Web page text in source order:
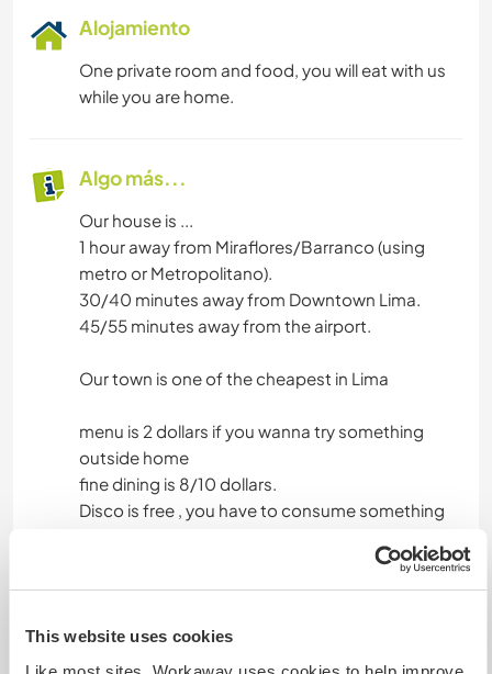
This website uses cookies
Alojamiento
One private room and food, you will eat with us
while you are home.
Algo más...
Our house is ...
1 hour away from Miraflores/Barranco (using
metro or Metropolitano).
30/40 minutes away from Downtown Lima.
45/55 minutes away from the airport.
Our town is one of the cheapest in Lima
menu is 2 dollars if you wanna try something
outside home
fine dining is 8/10 dollars.
Disco is free , you have to consume something
Acceso a Internet